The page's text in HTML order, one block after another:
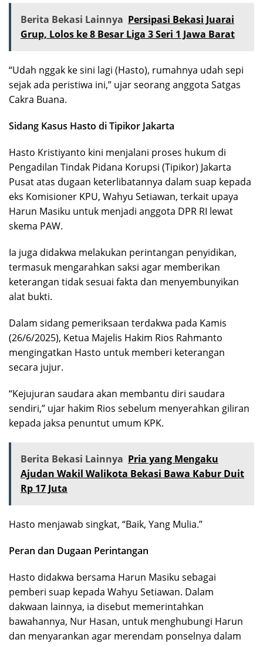
Berita Bekasi Lainnya Persipasi Bekasi Juarai
Grup, Lolos ke 8 Besar Liga 3 Seri 1 Jawa Barat
“Udah nggak ke sini lagi (Hasto), rumahnya udah sepi
sejak ada peristiwa ini,” ujar seorang anggota Satgas
Cakra Buana.
Sidang Kasus Hasto di Tipikor Jakarta
Hasto Kristiyanto kini menjalani proses hukum di
Pengadilan Tindak Pidana Korupsi (Tipikor) Jakarta
Pusat atas dugaan keterlibatannya dalam suap kepada
eks Komisioner KPU, Wahyu Setiawan, terkait upaya
Harun Masiku untuk menjadi anggota DPR RI lewat
skema PAW.
Ia juga didakwa melakukan perintangan penyidikan,
termasuk mengarahkan saksi agar memberikan
keterangan tidak sesuai fakta dan menyembunyikan
alat bukti.
Dalam sidang pemeriksaan terdakwa pada Kamis
(26/6/2025), Ketua Majelis Hakim Rios Rahmanto
mengingatkan Hasto untuk memberi keterangan
secara jujur.
“Kejujuran saudara akan membantu diri saudara
sendiri,” ujar hakim Rios sebelum menyerahkan giliran
kepada jaksa penuntut umum KPK.
Berita Bekasi Lainnya Pria yang Mengaku
Ajudan Wakil Walikota Bekasi Bawa Kabur Duit
Rp 17 Juta
Hasto menjawab singkat, “Baik, Yang Mulia.”
Peran dan Dugaan Perintangan
Hasto didakwa bersama Harun Masiku sebagai
pemberi suap kepada Wahyu Setiawan. Dalam
dakwaan lainnya, ia disebut memerintahkan
bawahannya, Nur Hasan, untuk menghubungi Harun
dan menyarankan agar merendam ponselnya dalam